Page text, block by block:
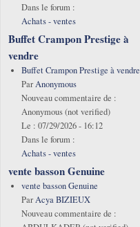
Dans le forum :
Achats - ventes
Buffet Crampon Prestige à
vendre
Buffet Crampon Prestige à vendre
ParAnonymous
Nouveau commentaire de :
Anonymous (not verified)
Le : 07/29/2026 - 16:12
Dans le forum :
Achats - ventes
vente basson Genuine
vente basson Genuine
ParAcya BIZIEUX
Nouveau commentaire de :